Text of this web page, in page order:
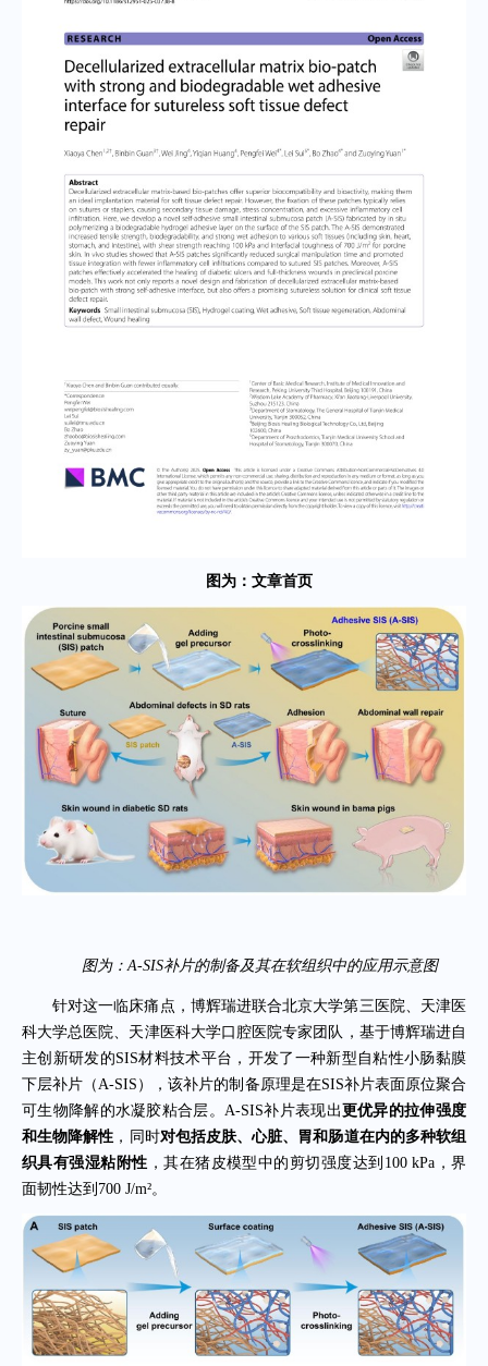
图为：文章首页
图为：A-SIS补片的制备及其在软组织中的应用示意图
针对这一临床痛点，博辉瑞进联合北京大学第三医院、天津医
科大学总医院、天津医科大学口腔医院专家团队，基于博辉瑞进自
主创新研发的SIS材料技术平台，开发了一种新型自粘性小肠黏膜
下层补片（A-SIS），该补片的制备原理是在SIS补片表面原位聚合
可生物降解的水凝胶粘合层。A-SIS补片表现出更优异的拉伸强度
和生物降解性 ，同时对包括皮肤、心脏、胃和肠道在内的多种软组
织具有强湿粘附性 ，其在猪皮模型中的剪切强度达到100 kPa，界
面韧性达到700 J/m²。